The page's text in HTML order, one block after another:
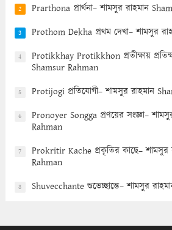
2 Prarthona প্রার্থনা– শামসুর রাহমান
3 Prothom Dekha প্রথম দেখা– শামসুর
4
Protikkhay Protikkhon প্রতীক্ষায়
Shamsur Rahman
5 Protijogi প্রতিযোগী– শামসুর রাহমান
6
Pronoyer Songga প্রণয়ের সংজ্ঞা–
Rahman
7
Prokritir Kache প্রকৃতির কাছে– শামসুর
Rahman
8 Shuvecchante শুভেচ্ছান্তে– শামসুর